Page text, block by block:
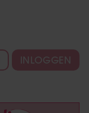
INLOGGEN